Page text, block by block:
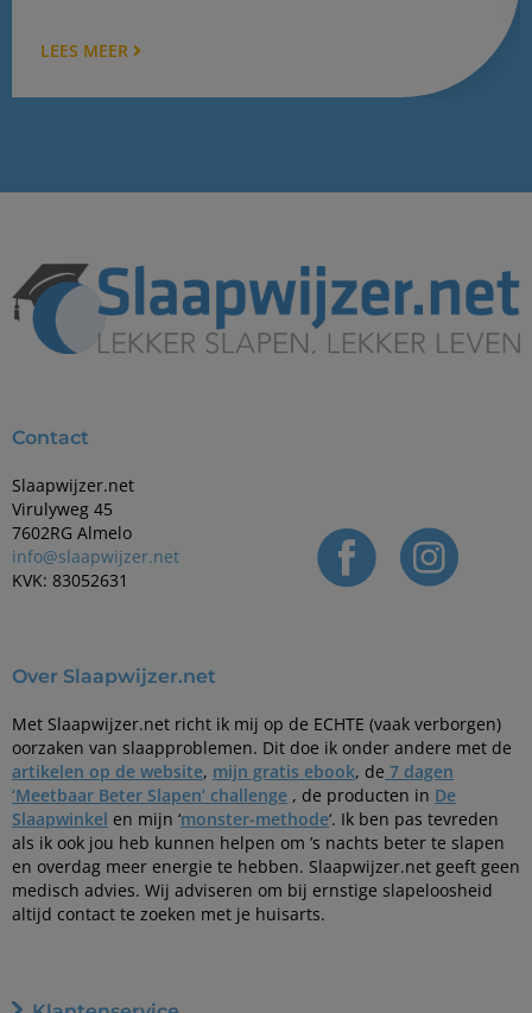
LEES MEER
Contact
Slaapwijzer.net
Virulyweg 45
7602RG Almelo
info@slaapwijzer.net
KVK: 83052631
Over Slaapwijzer.net
Met Slaapwijzer.net richt ik mij op de ECHTE (vaak verborgen)
oorzaken van slaapproblemen. Dit doe ik onder andere met de
artikelen op de website, mijn gratis ebook, de 7 dagen
‘Meetbaar Beter Slapen’ challenge , de producten in De
Slaapwinkel en mijn ‘monster-methode‘. Ik ben pas tevreden
als ik ook jou heb kunnen helpen om ’s nachts beter te slapen
en overdag meer energie te hebben. Slaapwijzer.net geeft geen
medisch advies. Wij adviseren om bij ernstige slapeloosheid
altijd contact te zoeken met je huisarts.